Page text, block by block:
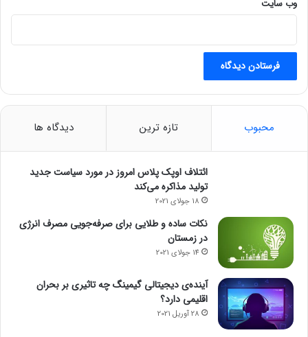
وب‌ سایت
محبوب تازه ترین دیدگاه ها
ائتلاف اوپک پلاس امروز در مورد سیاست جدید
تولید مذاکره می‌کند
18 جولای 2021
نکات ساده و طلایی برای صرفه‌جویی مصرف انرژی
در زمستان
14 جولای 2021
آینده‌ی دیجیتالی گیمینگ چه تاثیری بر بحران
اقلیمی دارد؟
28 آوریل 2021